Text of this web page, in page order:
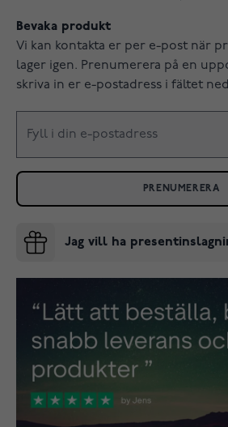
Bevaka produkt
Vi kan kontakta er per e-post när
lager igen. Prenumerera på en
skriva in er e-postadress i fältet
PRENUMERERA
Jag vill ha